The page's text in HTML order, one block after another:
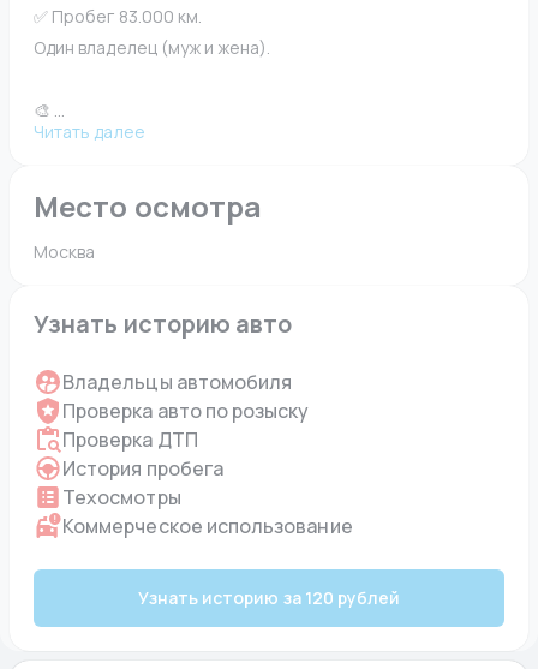
✅ Пробег 83.000 км.
Один владелец (муж и жена).
🎨 ...
Читать далее
Место осмотра
Москва
Узнать историю авто
Владельцы автомобиля
Проверка авто по розыску
Проверка ДТП
История пробега
Техосмотры
Коммерческое использование
Узнать историю за 120 рублей